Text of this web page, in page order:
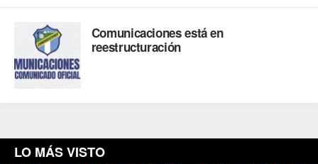
Comunicaciones está en
reestructuración
LO MÁS VISTO